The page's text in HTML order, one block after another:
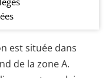
est située dans
de la zone A.